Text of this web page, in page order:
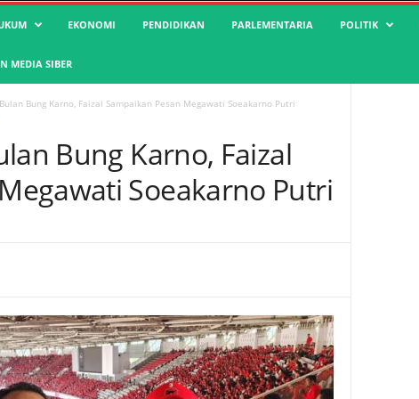
EKONOMI PENDIDIKAN PARLEMENTARIA POLITIK
MEDIA SIBER
Bung Karno, Faizal Sampaikan Pesan Megawati Soeakarno Putri
Bung Karno, Faizal
Soeakarno Putri